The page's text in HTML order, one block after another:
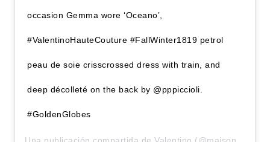
occasion Gemma wore ‘Oceano’,
#ValentinoHauteCouture #FallWinter1819 petrol
peau de soie crisscrossed dress with train, and
deep décolleté on the back by @pppiccioli.
#GoldenGlobes